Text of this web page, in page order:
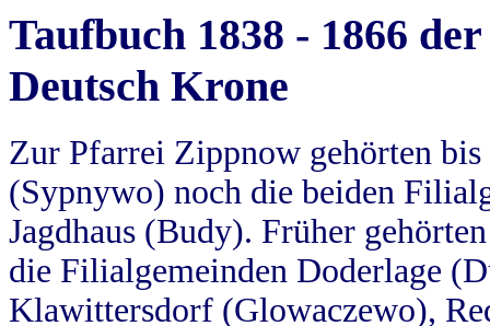
Taufbuch 1838 - 1866
Deutsch Krone
Zur Pfarrei Zippnow gehörten
(Sypnywo) noch die beiden
Jagdhaus (Budy). Früher
die Filialgemeinden Doderlage
Klawittersdorf (Glowaczewo),